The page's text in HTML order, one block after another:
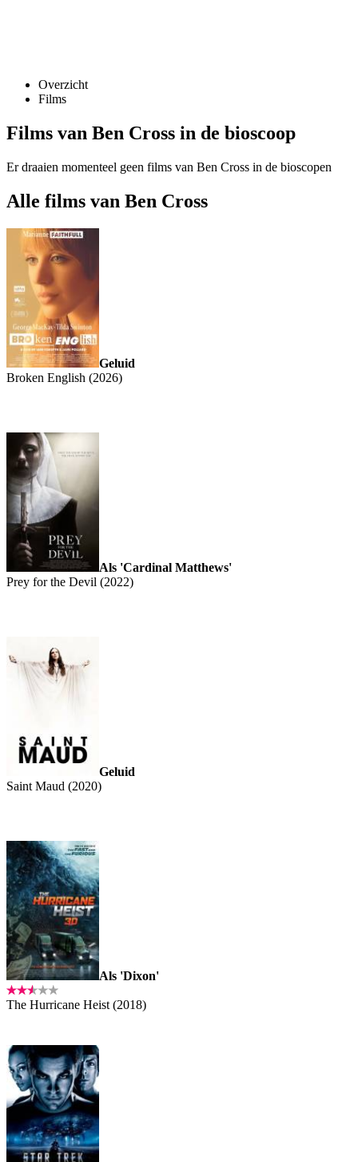
Overzicht
Films
Films van Ben Cross in de bioscoop
Er draaien momenteel geen films van Ben Cross in de bioscopen
Alle films van Ben Cross
Geluid
Broken English (2026)
Als 'Cardinal Matthews'
Prey for the Devil (2022)
Geluid
Saint Maud (2020)
Als 'Dixon'
The Hurricane Heist (2018)